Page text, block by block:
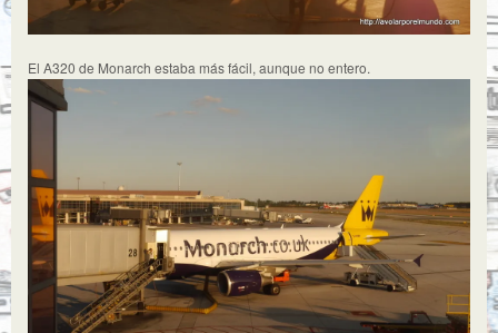
El A320 de Monarch estaba más fácil, aunque no entero.